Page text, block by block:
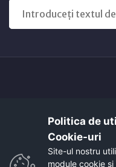
Harta
EcoActive:
EcoActive: Citizens
Politica de
Cookie-uri‎
Site-ul nostru
module cookie și